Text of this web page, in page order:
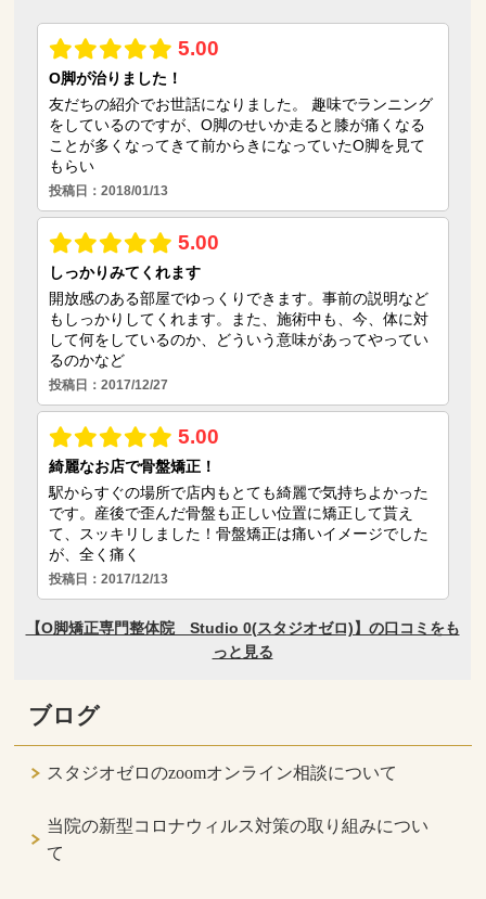
ブログ
スタジオゼロのzoomオンライン相談について
当院の新型コロナウィルス対策の取り組みについ
て